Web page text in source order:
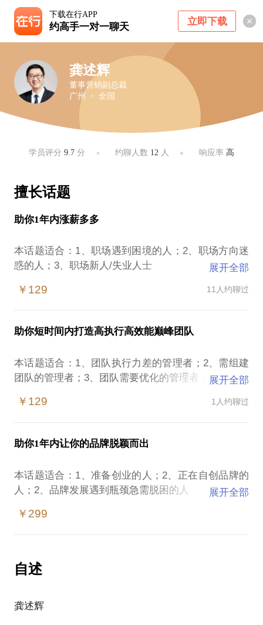
下载在行APP
约高手一对一聊天 立即下载
龚述辉
董事营销副总裁
广州 ・ 全国
学员评分9.7 分 约聊人数 12 人 响应率 高
擅长话题
助你1年内涨薪多多
本话题适合：1、职场遇到困境的人；2、职场方向迷
惑的人；3、职场新人/失业人士
2020年注定是一个职场异常寒冷的年份！
降薪的人还是幸运的，被裁员的人才是不幸的。
你是否真的下定决心改变命运想在职场获得快速成
的：能，如何让自己成为公司不可缺少的关键人员是
关键。
预约前，我希望你：
2）能有归零的心态，愿意接受新观点，否则请不要约
不管你是在失业，还是在失业的边缘；不管你即将被
降薪，还是已经被降薪。传授你实战、接地气的职场
快速成功法则，相信“相信的力量”，定为你打开职场
快速成功之门。
牌。
1）一位相信缘分的人
展开全部
￥129 11人约聊过
助你短时间内打造高执行高效能巅峰团队
本话题适合：1、团队执行力差的管理者；2、需组建
团队的管理者；3、团队需要优化的管理者；
只要你愿意改变，一次约见，将传授你：
1、寻找到合适人才的秘诀；
3、团队各项管理方法和激励的秘诀；
展开全部
￥129 1人约聊过
助你1年内让你的品牌脱颖而出
本话题适合：1、准备创业的人；2、正在自创品牌的
人；2、品牌发展遇到瓶颈急需脱困的人
只要你愿意改变，相信我，一次约见，将传授你：
并强化品牌核心竞争力，促成品牌业绩的增进
年内一鸣惊人
展开全部
￥299
自述
龚述辉